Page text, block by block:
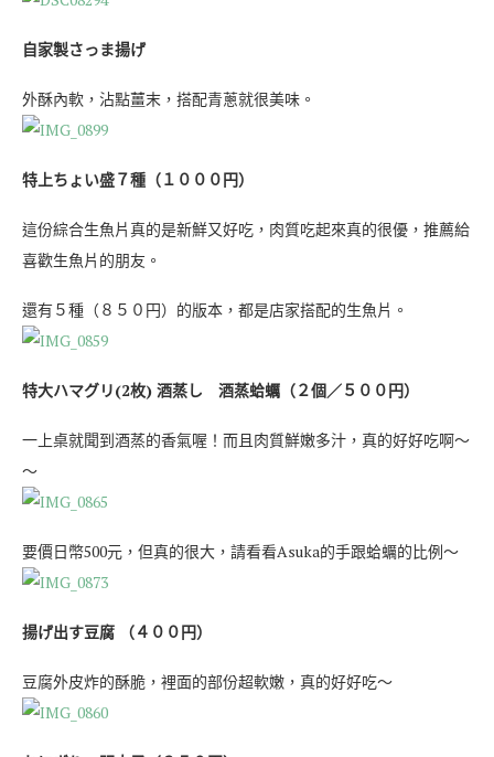
自家製さっま揚げ
外酥內軟，沾點薑末，搭配青蔥就很美味。
特上ちょい盛７種（１０００円）
這份綜合生魚片真的是新鮮又好吃，肉質吃起來真的很優，推薦給
喜歡生魚片的朋友。
還有５種（８５０円）的版本，都是店家搭配的生魚片。
特大ハマグリ(2枚) 酒蒸し 酒蒸蛤蠣（２個／５００円）
一上桌就聞到酒蒸的香氣喔！而且肉質鮮嫩多汁，真的好好吃啊～
～
要價日幣500元，但真的很大，請看看Asuka的手跟蛤蠣的比例～
揚げ出す豆腐 （４００円）
豆腐外皮炸的酥脆，裡面的部份超軟嫩，真的好好吃～